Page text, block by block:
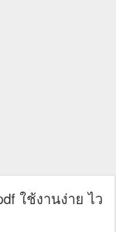
ใช้งานง่าย ไว